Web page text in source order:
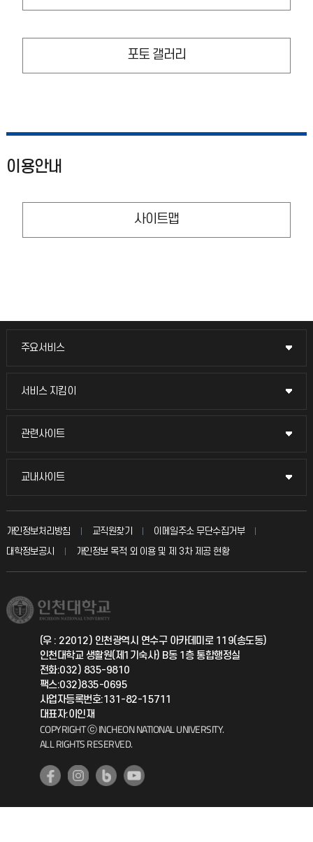
포토 갤러리
이용안내
사이트맵
주요서비스
주요서비스
교무회의방송
입학안내
취업정보(학생)
서비스 지킴이
서비스 지킴이
묻고 답하기
칭찬마당
학생서비스 지킴이
관련사이트
관련사이트
국방헬프콜
총동문회
교내사이트
교내사이트
교수회
교육혁신본부
국제지원과
공자아카데미
기초교육원
공학교육혁신센터
대학생활상담센터
개인정보처리방침 교직원찾기
이메일주소 무단수집거부
대학정보공시
개인정보 목적 외 이용 및 제 3차 제공 현황
(우 : 22012) 인천광역시 연수구 아카데미로 119(송도동)
인천대학교 생활원(제1기숙사) B동 1층 통합행정실
전화:032) 835-9810
팩스:032)835-0695
사업자등록번호:131-82-15711
대표자:이인재
COPYRIGHT ⓒ INCHEON NATIONAL UNIVERSITY.
ALL RIGHTS RESERVED.